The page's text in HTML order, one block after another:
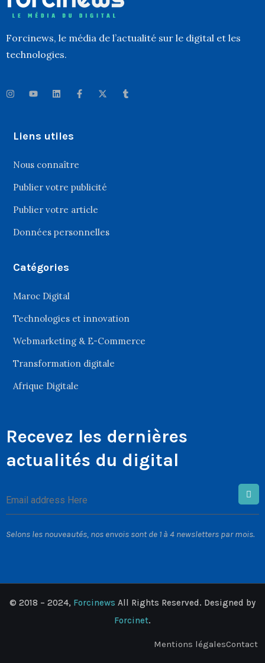
Forcinews, le média de l’actualité sur le digital et les
technologies.
Liens utiles
Nous connaître
Publier votre publicité
Publier votre article
Données personnelles
Catégories
Maroc Digital
Technologies et innovation
Webmarketing & E-Commerce
Transformation digitale
Afrique Digitale
Recevez les dernières
actualités du digital
Selons les nouveautés, nos envois sont de 1 à 4 newsletters par mois.
© 2018 – 2024, Forcinews All Rights Reserved. Designed by
Forcinet.
Mentions légalesContact